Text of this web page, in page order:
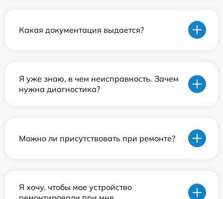
Какая документация выдается?
Я уже знаю, в чем неисправность. Зачем
нужна диагностика?
Можно ли присутствовать при ремонте?
Я хочу, чтобы мое устройство